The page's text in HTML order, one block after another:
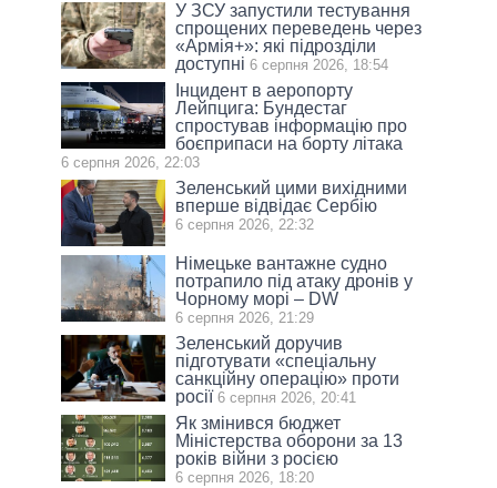
У ЗСУ запустили тестування
спрощених переведень через
«Армія+»: які підрозділи
доступні 6 серпня 2026, 18:54
Інцидент в аеропорту
Лейпцига: Бундестаг
спростував інформацію про
боєприпаси на борту літака
6 серпня 2026, 22:03
Зеленський цими вихідними
вперше відвідає Сербію
6 серпня 2026, 22:32
Німецьке вантажне судно
потрапило під атаку дронів у
Чорному морі – DW
6 серпня 2026, 21:29
Зеленський доручив
підготувати «спеціальну
санкційну операцію» проти
росії 6 серпня 2026, 20:41
Як змінився бюджет
Міністерства оборони за 13
років війни з росією
6 серпня 2026, 18:20